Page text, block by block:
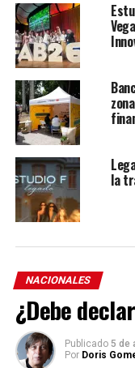
la
NACIONALES
¿Debe
Publicado 5 de
Por Doris